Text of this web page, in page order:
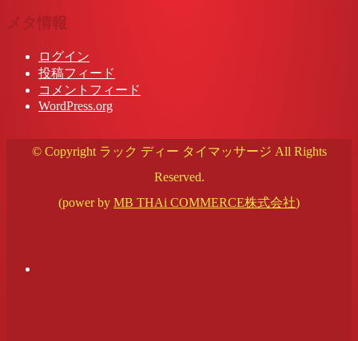
メタ情報
ログイン
投稿フィード
コメントフィード
WordPress.org
© Copyright ラック ディー タイマッサージ All Rights
Reserved.
(power by MB THAi COMMERCE株式会社)